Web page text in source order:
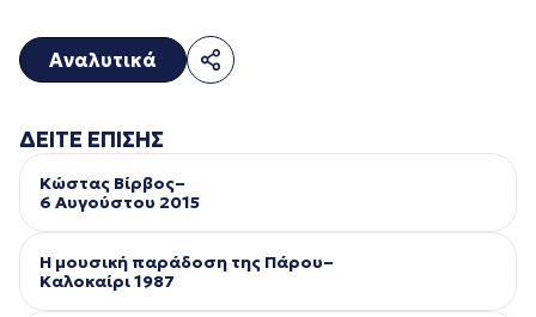
Αναλυτικά
ΔΕΙΤΕ ΕΠΙΣΗΣ
Κώστας Βίρβος–
6 Αυγούστου 2015
Η μουσική παράδοση της Πάρου–
Kαλοκαίρι 1987